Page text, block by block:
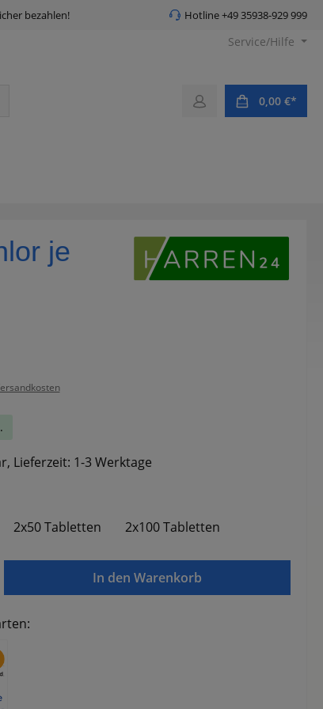
bezahlen! Hotline +49 35938-929 999
Service/Hilfe
0,00 €*
je
Lieferzeit: 1-3 Werktage
2x50 Tabletten 2x100 Tabletten
In den Warenkorb